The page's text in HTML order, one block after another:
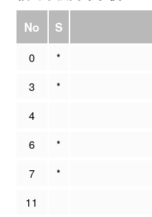
No S
0 *
3
*
4
6
*
7
*
11